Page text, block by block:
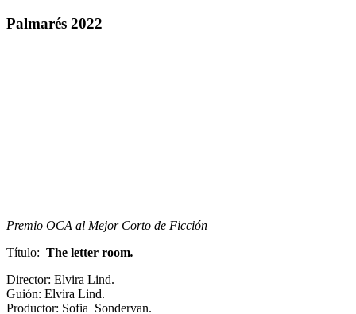
Palmarés 2022
Premio OCA al Mejor Corto de Ficción
Título: The letter room.
Director: Elvira Lind.
Guión: Elvira Lind.
Productor: Sofia Sondervan.